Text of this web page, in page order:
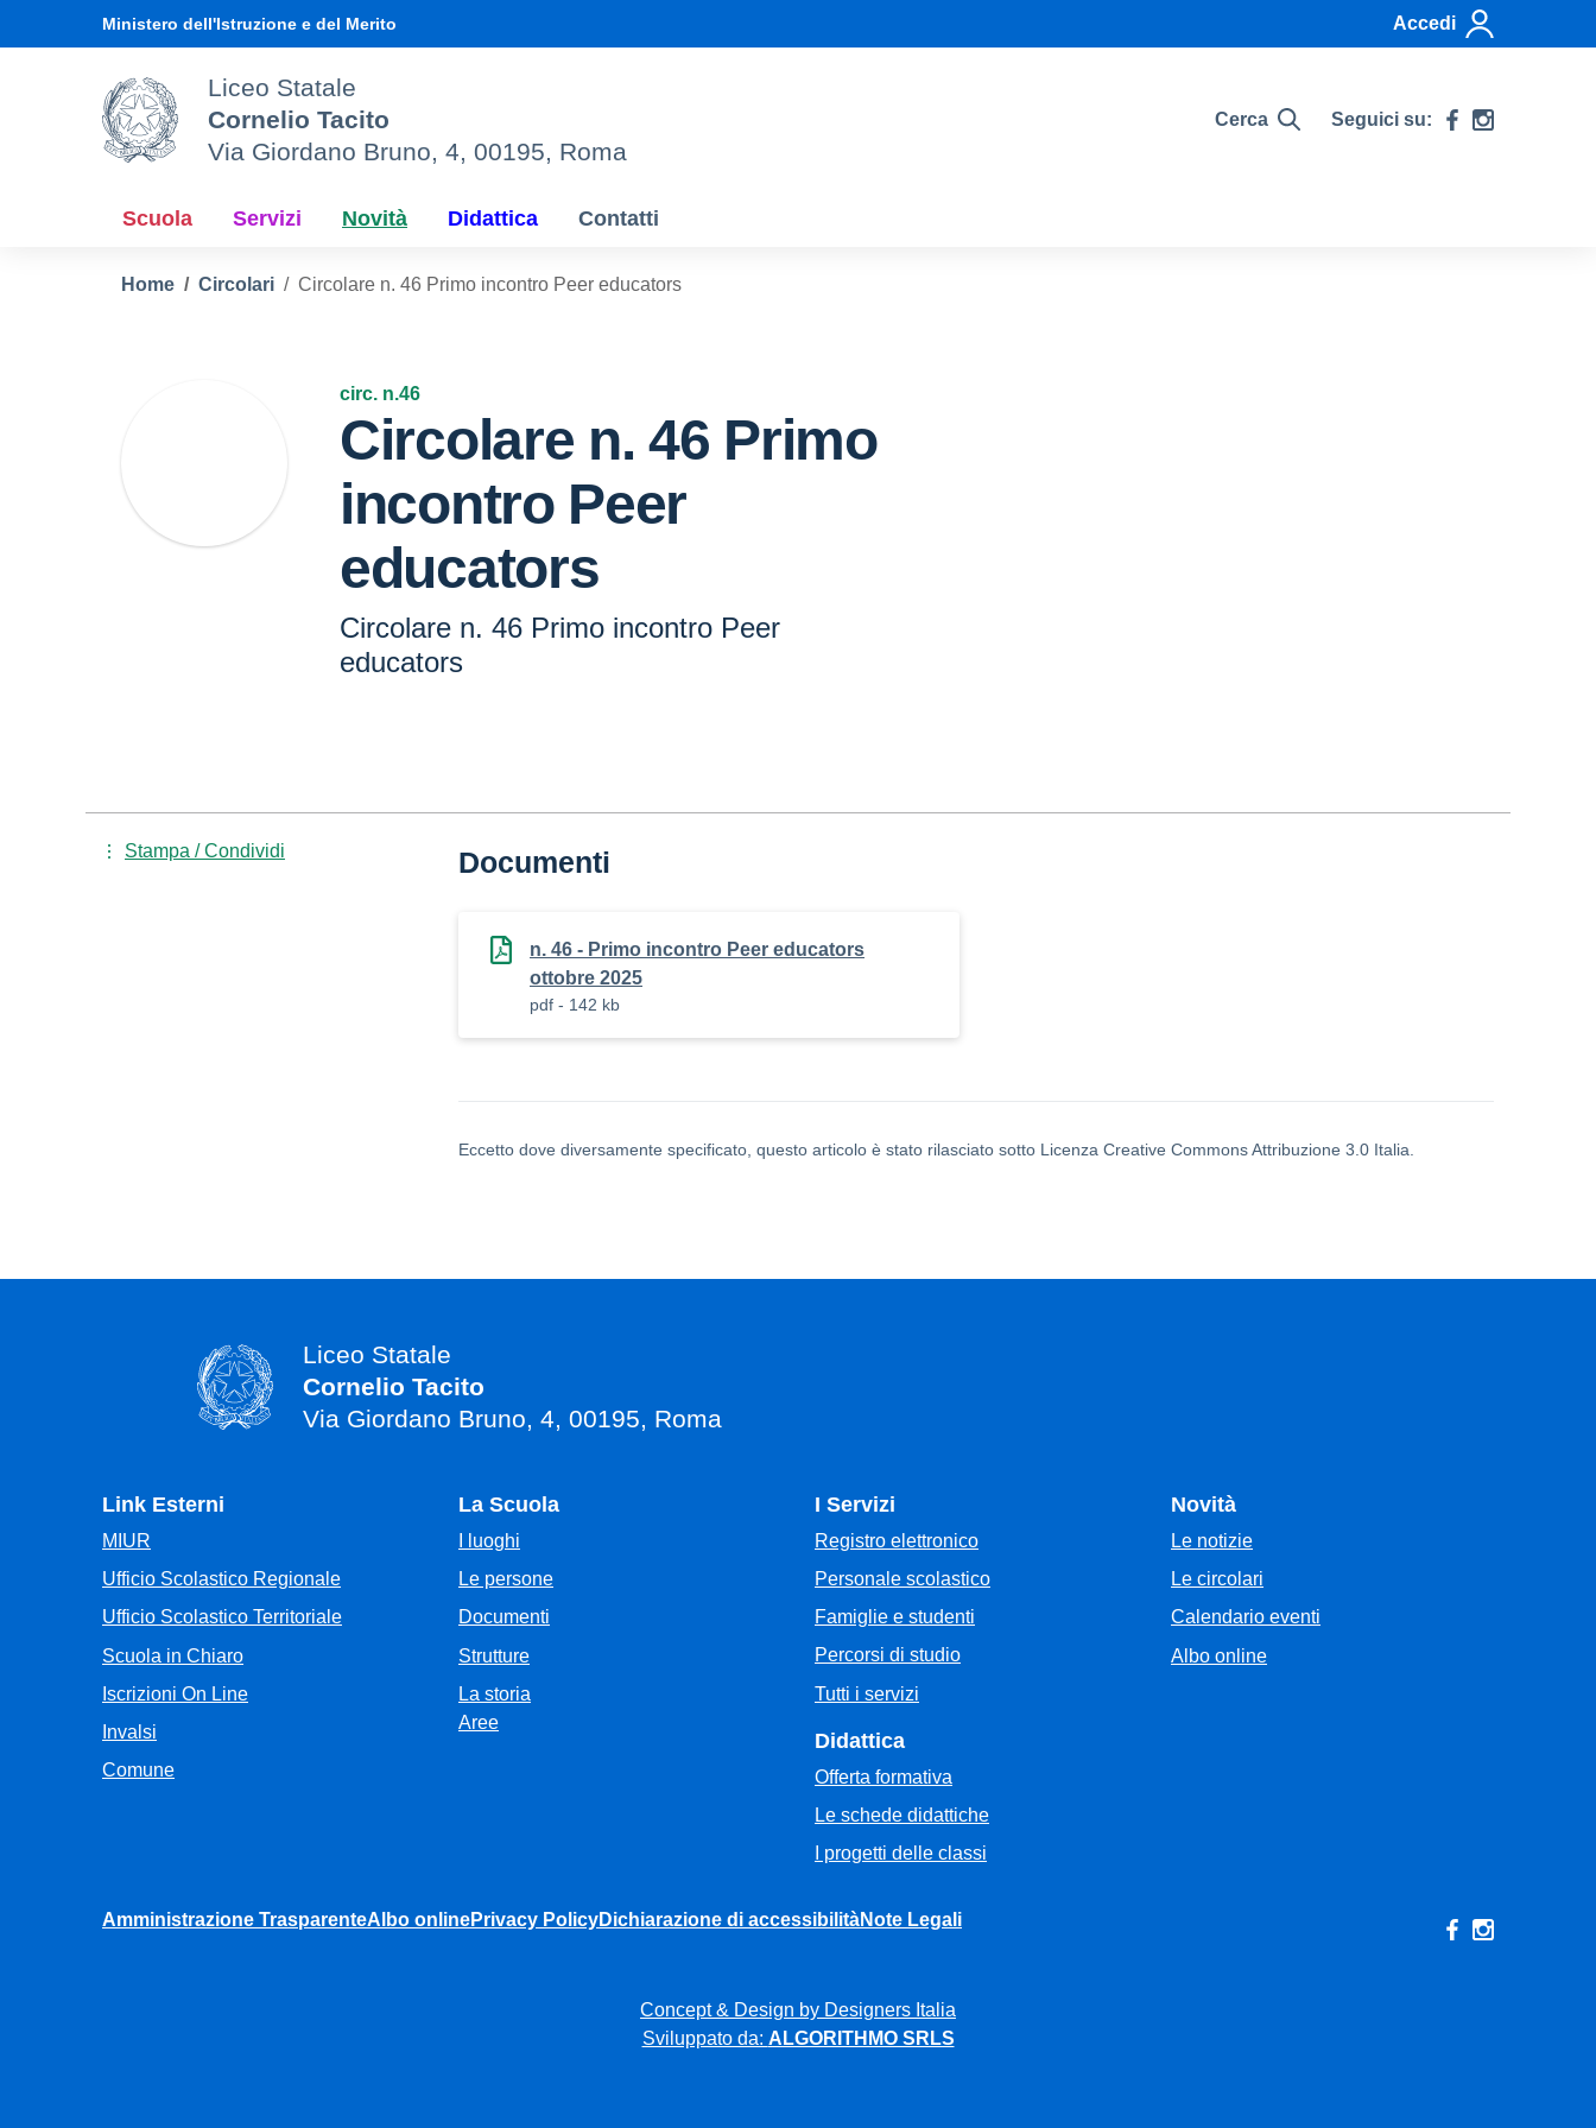
Ministero dell'Istruzione e del Merito Accedi
Liceo Statale
Cornelio Tacito
Via Giordano Bruno, 4, 00195, Roma
Cerca Seguici su:
Scuola Servizi Novità Didattica Contatti
Home Circolari Circolare n. 46 Primo incontro Peer educators
circ. n.46
Circolare n. 46 Primo
incontro Peer
educators
Circolare n. 46 Primo incontro Peer
educators
Documenti
n. 46 - Primo incontro Peer educators
ottobre 2025
pdf - 142 kb
Eccetto dove diversamente specificato, questo articolo è stato rilasciato sotto Licenza Creative Commons Attribuzione 3.0 Italia.
Stampa / Condividi
Liceo Statale
Cornelio Tacito
Via Giordano Bruno, 4, 00195, Roma
Link Esterni
MIUR
Ufficio Scolastico Regionale
Ufficio Scolastico Territoriale
Scuola in Chiaro
Iscrizioni On Line
Invalsi
Comune
La Scuola
I luoghi
Le persone
Documenti
Strutture
La storia
Aree
I Servizi
Registro elettronico
Personale scolastico
Famiglie e studenti
Percorsi di studio
Tutti i servizi
Didattica
Offerta formativa
Le schede didattiche
I progetti delle classi
Novità
Le notizie
Le circolari
Calendario eventi
Albo online
Amministrazione TrasparenteAlbo onlinePrivacy PolicyDichiarazione di accessibilitàNote Legali
Concept & Design by Designers Italia
Sviluppato da: ALGORITHMO SRLS